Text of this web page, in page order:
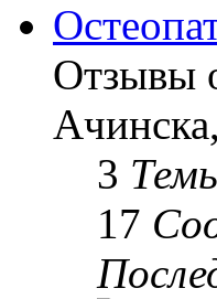
Отзывы
3
17